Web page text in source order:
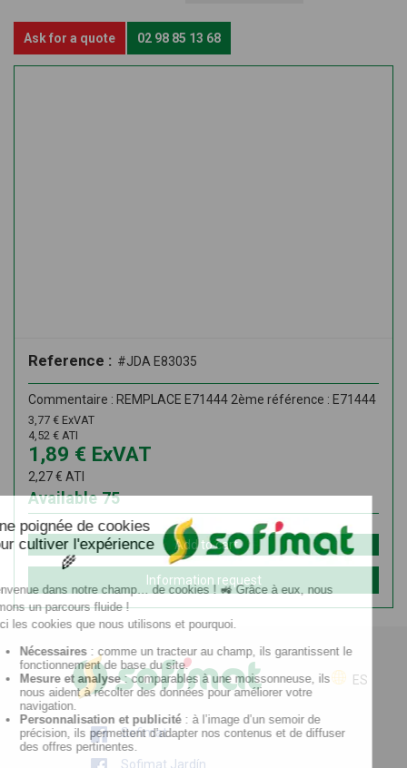
Ask for a quote 02 98 85 13 68
Reference : #JDA E83035
Commentaire : REMPLACE E71444 2ème référence : E71444
3,77 € ExVAT
4,52 € ATI
1,89 € ExVAT
2,27€ ATI
75
Available
Add to cart
Information request
ES
Sofimat
Sofimat Jardín